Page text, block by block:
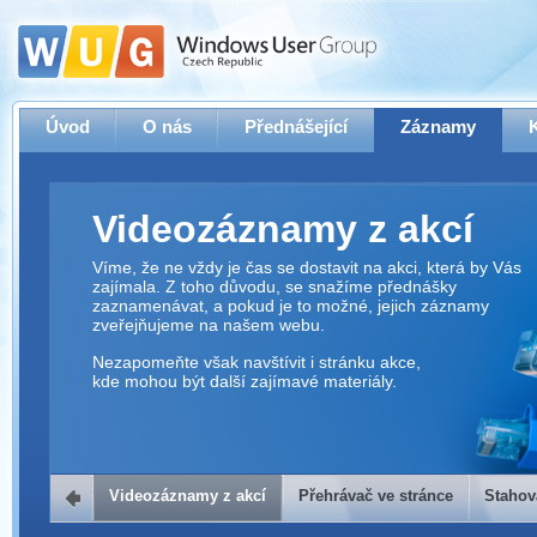
Úvod O nás Přednášející Záznamy
Videozáznamy z akcí
Víme, že ne vždy je čas se dostavit na akci, která by Vás
zajímala. Z toho důvodu, se snažíme přednášky
zaznamenávat, a pokud je to možné, jejich záznamy
zveřejňujeme na našem webu.
Nezapomeňte však navštívit i stránku akce,
kde mohou být další zajímavé materiály.
Přehrávač ve stránce
Videozáznamy z akcí Přehrávač ve stránce